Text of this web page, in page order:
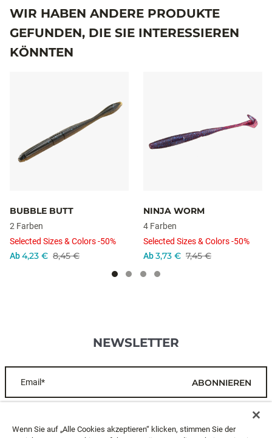
WIR HABEN ANDERE PRODUKTE
GEFUNDEN, DIE SIE INTERESSIEREN
KÖNNTEN
BUBBLE BUTT
2 Farben
Selected Sizes & Colors -50%
Ab
8,45 €
4,23 €
NINJA WORM
4 Farben
Selected Sizes & Colors -50%
Ab
7,45 €
3,73 €
NEWSLETTER
Email* ABONNIEREN
KUNDENDIENST
Wenn Sie auf „Alle Cookies akzeptieren“ klicken, stimmen Sie der